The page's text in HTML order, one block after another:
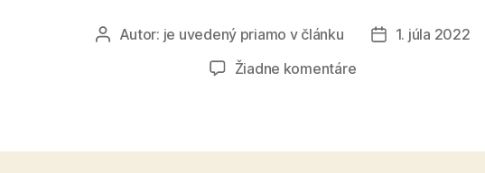
AutorAutor: je uvedený priamo v článku
Dátum
1. júla 2022
Žiadne komentárena
situácii